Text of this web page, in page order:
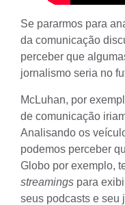
Se pararmos para
da comunicação
perceber que
jornalismo seria no
McLuhan, por
de comunicação
Analisando os
podemos perceber
Globo por exemplo,
streamings para
seus podcasts e seu